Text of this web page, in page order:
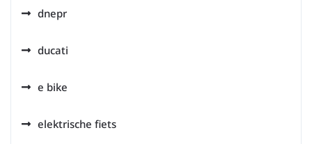
dnepr
ducati
e bike
elektrische fiets